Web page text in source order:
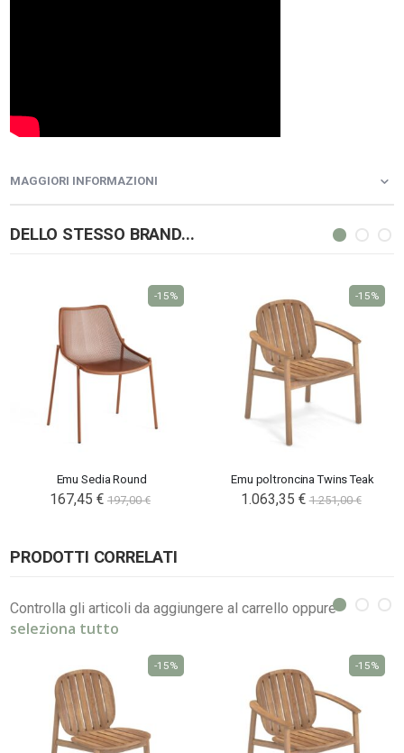
MAGGIORI INFORMAZIONI
DELLO STESSO BRAND...
Emu Sedia Round
167,45 € 197,00 €
-15%
Emu poltroncina Twins Teak
1.063,35 € 1.251,00 €
-15%
PRODOTTI CORRELATI
Controlla gli articoli da aggiungere al carrello oppure
seleziona tutto
-15% -15%